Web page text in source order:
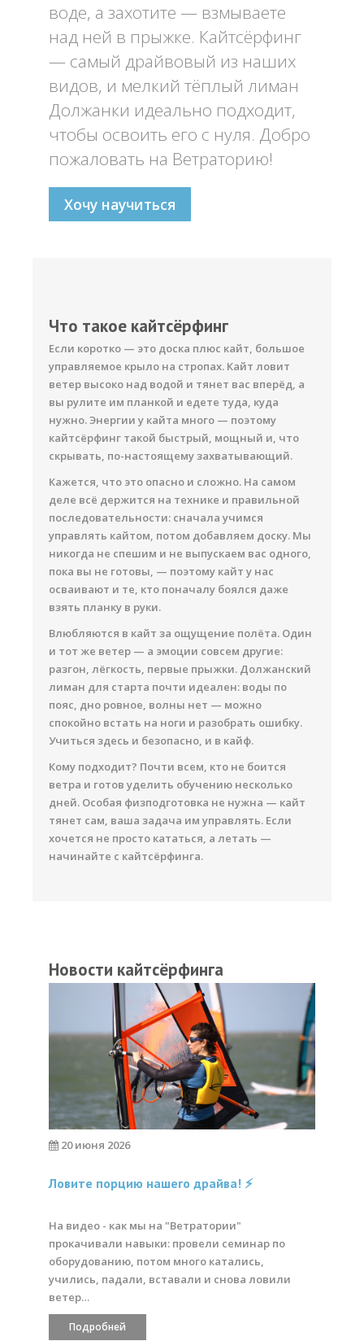
Прокат вингфойлинга
Прокат сап и вейкборд
Система скидок
Места катания
Наши Станции
Ветратория Египет
воде, а захотите — взмываете
над ней в прыжке. Кайтсёрфинг
— самый драйвовый из наших
видов, и мелкий тёплый лиман
Должанки идеально подходит,
чтобы освоить его с нуля. Добро
пожаловать на Ветраторию!
Хочу научиться
Что такое кайтсёрфинг
Если коротко — это доска плюс кайт, большое
управляемое крыло на стропах. Кайт ловит
ветер высоко над водой и тянет вас вперёд, а
вы рулите им планкой и едете туда, куда
нужно. Энергии у кайта много — поэтому
кайтсёрфинг такой быстрый, мощный и, что
скрывать, по-настоящему захватывающий.
Кажется, что это опасно и сложно. На самом
деле всё держится на технике и правильной
последовательности: сначала учимся
управлять кайтом, потом добавляем доску. Мы
никогда не спешим и не выпускаем вас одного,
пока вы не готовы, — поэтому кайт у нас
осваивают и те, кто поначалу боялся даже
взять планку в руки.
Влюбляются в кайт за ощущение полёта. Один
и тот же ветер — а эмоции совсем другие:
разгон, лёгкость, первые прыжки. Должанский
лиман для старта почти идеален: воды по
пояс, дно ровное, волны нет — можно
спокойно встать на ноги и разобрать ошибку.
Учиться здесь и безопасно, и в кайф.
Кому подходит? Почти всем, кто не боится
ветра и готов уделить обучению несколько
дней. Особая физподготовка не нужна — кайт
тянет сам, ваша задача им управлять. Если
хочется не просто кататься, а летать —
начинайте с кайтсёрфинга.
Новости кайтсёрфинга
20 июня 2026
Ловите порцию нашего драйва! ⚡️
На видео - как мы на "Ветратории"
прокачивали навыки: провели семинар по
оборудованию, потом много катались,
учились, падали, вставали и снова ловили
ветер…
Подробней